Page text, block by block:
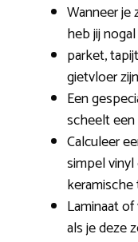
Wanneer
heb jij
parket,
gietvloer
Een
scheelt
Calculeer
simpel
keramische
Laminaat
als je deze